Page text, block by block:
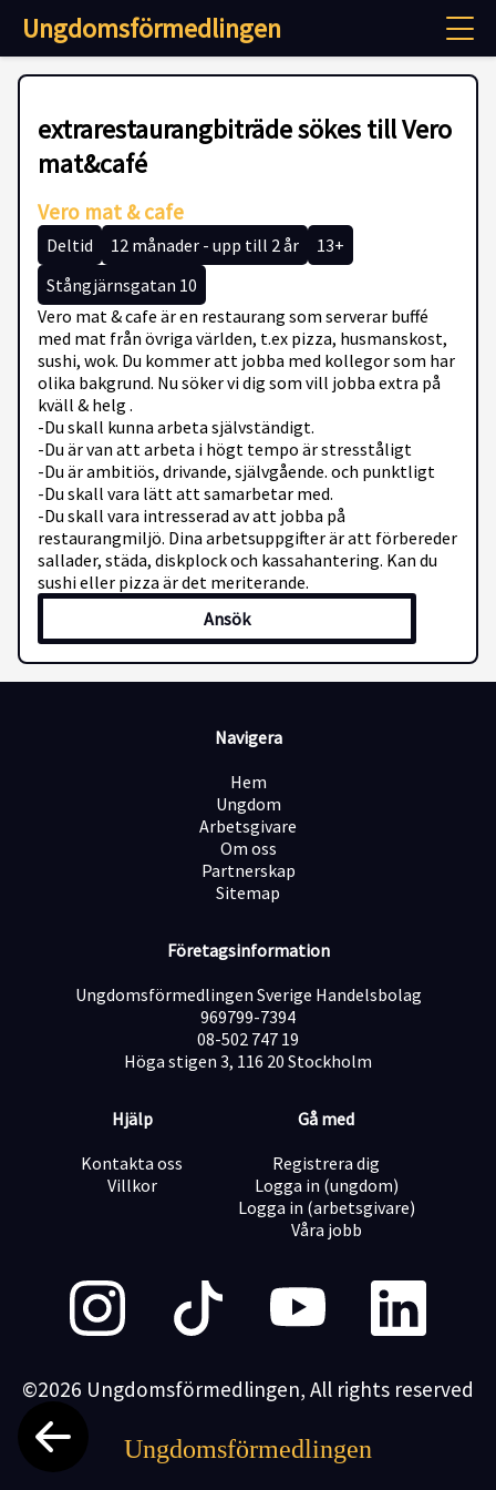
Ungdomsförmedlingen
extrarestaurangbiträde sökes till Vero
mat&café
Vero mat & cafe
Deltid 12 månader - upp till 2 år
13+
Stångjärnsgatan 10
Vero mat & cafe är en restaurang som serverar buffé
med mat från övriga världen, t.ex pizza, husmanskost,
sushi, wok. Du kommer att jobba med kollegor som har
olika bakgrund. Nu söker vi dig som vill jobba extra på
kväll & helg .
-Du skall kunna arbeta självständigt.
-Du är van att arbeta i högt tempo är stresståligt
-Du är ambitiös, drivande, självgående. och punktligt
-Du skall vara lätt att samarbetar med.
-Du skall vara intresserad av att jobba på
restaurangmiljö. Dina arbetsuppgifter är att förbereder
sallader, städa, diskplock och kassahantering. Kan du
sushi eller pizza är det meriterande.
Ansök
Navigera
Hem
Ungdom
Arbetsgivare
Om oss
Partnerskap
Sitemap
Företagsinformation
Ungdomsförmedlingen Sverige Handelsbolag
969799-7394
08-502 747 19
Höga stigen 3, 116 20 Stockholm
Hjälp
Kontakta oss
Villkor
Gå med
Registrera dig
Logga in (ungdom)
Logga in (arbetsgivare)
Våra jobb
©2026 Ungdomsförmedlingen, All rights reserved
Ungdomsförmedlingen